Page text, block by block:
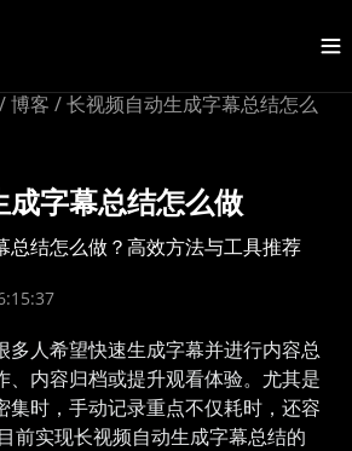
/ 博客 / 长视频自动生成字幕总结怎么
成字幕总结怎么做
总结怎么做？高效方法与工具推荐
多人希望快速生成字幕并进行内容总
、内容归档或提升观看体验。尤其是
集时，手动记录重点不仅耗时，还容
前实现长视频自动生成字幕总结的